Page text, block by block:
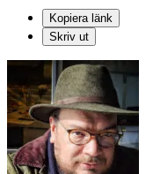
Kopiera länk
Skriv ut